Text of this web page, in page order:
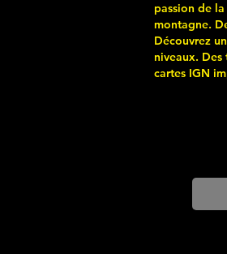
passion de
montagne.
Découvrez
niveaux. Des
cartes IGN